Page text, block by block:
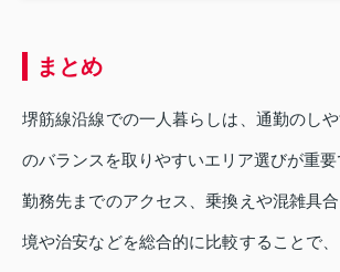
まとめ
堺筋線沿線での一人暮らしは、通勤のし
のバランスを取りやすいエリア選びが重要
勤務先までのアクセス、乗換えや混雑具
境や治安などを総合的に比較することで